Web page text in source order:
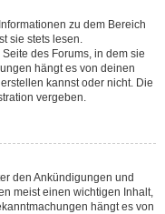
zu dem Bereich
sie stets lesen.
des Forums, in dem sie
hängt es von deinen
kannst oder nicht. Die
vergeben.
den Ankündigungen und
meist einen wichtigen Inhalt,
hängt es von